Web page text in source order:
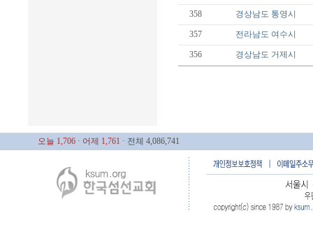
358 경상남도 통영시
357 전라남도 여수시
356 경상남도 거제시
오늘 1,706 · 어제 1,761 · 전체 4,086,741